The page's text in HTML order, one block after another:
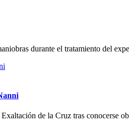
durante el tratamiento del
de la Cruz tras conocerse